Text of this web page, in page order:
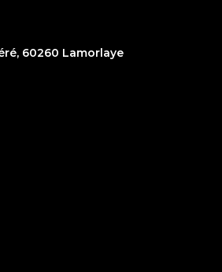
60260 Lamorlaye